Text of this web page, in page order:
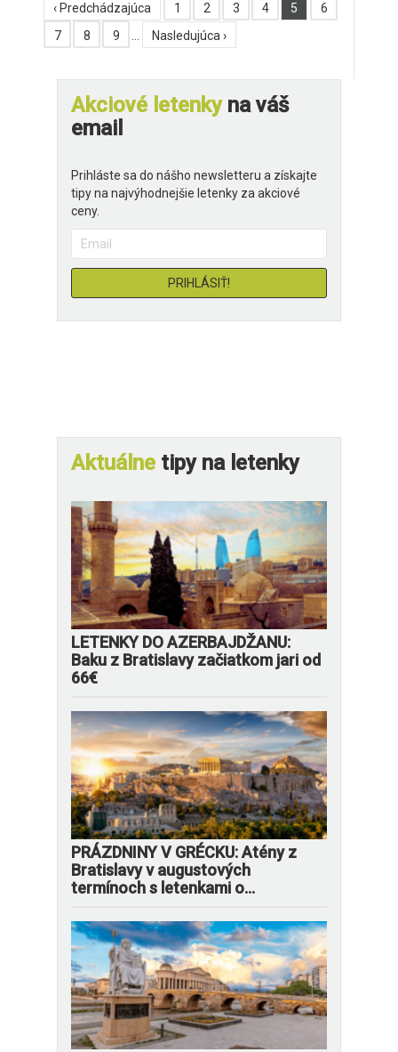
‹ Predchádzajúca 1 2 3 4 5
6
7
8 9 Nasledujúca ›
Akciové letenkyna váš
email
Prihláste sa do nášho newsletteru a získajte
tipy na najvýhodnejšie letenky za akciové
ceny.
Aktuálne tipy na letenky
LETENKY DO AZERBAJDŽANU:
Baku z Bratislavy začiatkom jari od
66€
PRÁZDNINY V GRÉCKU: Atény z
Bratislavy v augustových
termínoch s letenkami o...